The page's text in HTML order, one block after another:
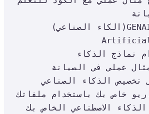
(الكاء الصناعي)GENAI=Generative
Artificial
عملي في الصيانة
خاص بك باستخدام ملفاتك